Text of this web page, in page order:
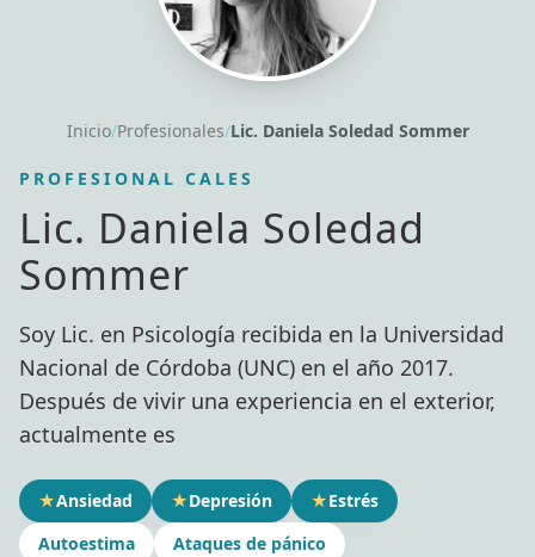
Inicio/Profesionales/Lic. Daniela Soledad Sommer
PROFESIONAL CALES
Lic. Daniela Soledad
Sommer
Soy Lic. en Psicología recibida en la Universidad
Nacional de Córdoba (UNC) en el año 2017.
Después de vivir una experiencia en el exterior,
actualmente es
★Ansiedad ★Depresión ★Estrés
Autoestima
Ataques de pánico